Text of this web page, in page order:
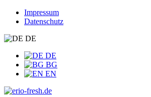
Impressum
Datenschutz
DE
DE
BG
EN